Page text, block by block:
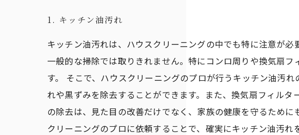
1. キッチン油汚れ
キッチン油汚れは、ハウスクリーニングの中でも特に注意が
一般的な掃除では取りきれません。特にコンロ周りや換気扇
す。 そこで、ハウスクリーニングのプロが行うキッチン油汚
れや黒ずみを除去することができます。また、換気扇フィル
の除去は、見た目の改善だけでなく、家族の健康を守るため
クリーニングのプロに依頼することで、確実にキッチン油汚れ